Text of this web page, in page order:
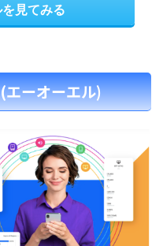
見てみる
ーオーエル)